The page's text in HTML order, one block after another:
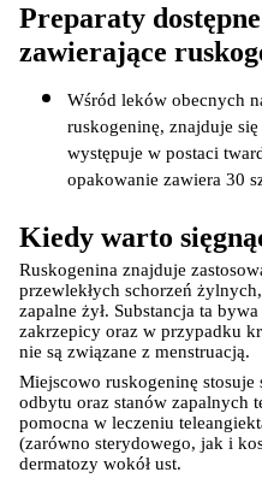
Preparaty
zawierające
Wśród leków obecnych
ruskogeninę, znajduje
występuje w postaci
opakowanie zawiera 30
Kiedy warto
Ruskogenina znajduje
przewlekłych schorzeń
zapalne żył. Substancja ta
zakrzepicy oraz w przypadku
nie są związane z menstruacją.
Miejscowo ruskogeninę
odbytu oraz stanów zapalnych
pomocna w leczeniu
(zarówno sterydowego, jak i
dermatozy wokół ust.